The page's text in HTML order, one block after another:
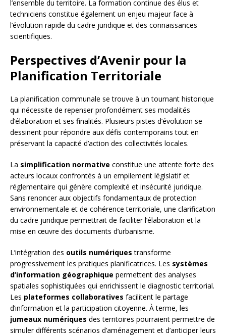
l’ensemble du territoire. La formation continue des élus et
techniciens constitue également un enjeu majeur face à
l’évolution rapide du cadre juridique et des connaissances
scientifiques.
Perspectives d’Avenir pour la
Planification Territoriale
La planification communale se trouve à un tournant historique
qui nécessite de repenser profondément ses modalités
d’élaboration et ses finalités. Plusieurs pistes d’évolution se
dessinent pour répondre aux défis contemporains tout en
préservant la capacité d’action des collectivités locales.
La simplification normative constitue une attente forte des
acteurs locaux confrontés à un empilement législatif et
réglementaire qui génère complexité et insécurité juridique.
Sans renoncer aux objectifs fondamentaux de protection
environnementale et de cohérence territoriale, une clarification
du cadre juridique permettrait de faciliter l’élaboration et la
mise en œuvre des documents d’urbanisme.
L’intégration des outils numériques transforme
progressivement les pratiques planificatrices. Les systèmes
d’information géographique permettent des analyses
spatiales sophistiquées qui enrichissent le diagnostic territorial.
Les plateformes collaboratives facilitent le partage
d’information et la participation citoyenne. À terme, les
jumeaux numériques des territoires pourraient permettre de
simuler différents scénarios d’aménagement et d’anticiper leurs